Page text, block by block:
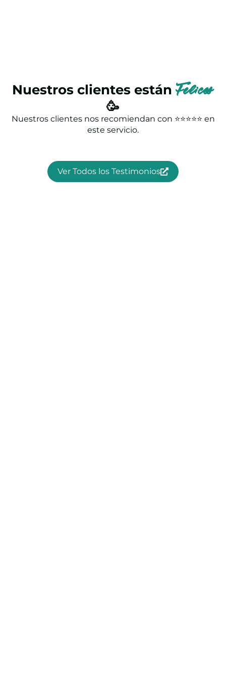
Nuestros clientes están Felices
🥳
Nuestros clientes nos recomiendan con ⭐⭐⭐⭐⭐ en
este servicio.
Ver Todos los Testimonios